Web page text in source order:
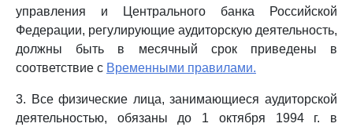
управления и Центрального банка Российской
Федерации, регулирующие аудиторскую деятельность,
должны быть в месячный срок приведены в
соответствие с Временными правилами.
3. Все физические лица, занимающиеся аудиторской
деятельностью, обязаны до 1 октября 1994 г. в